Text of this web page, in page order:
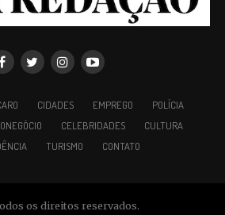
CIDADES EMPREGO
POLÍCIA
CELEBRIDADES
CULTURA
TURISMO CONTATO
os direitos reservados.